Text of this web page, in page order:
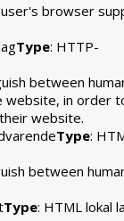
browser
Type: HTTP-
between
website, in order
website.
Type:
between
Type: HTML lokal